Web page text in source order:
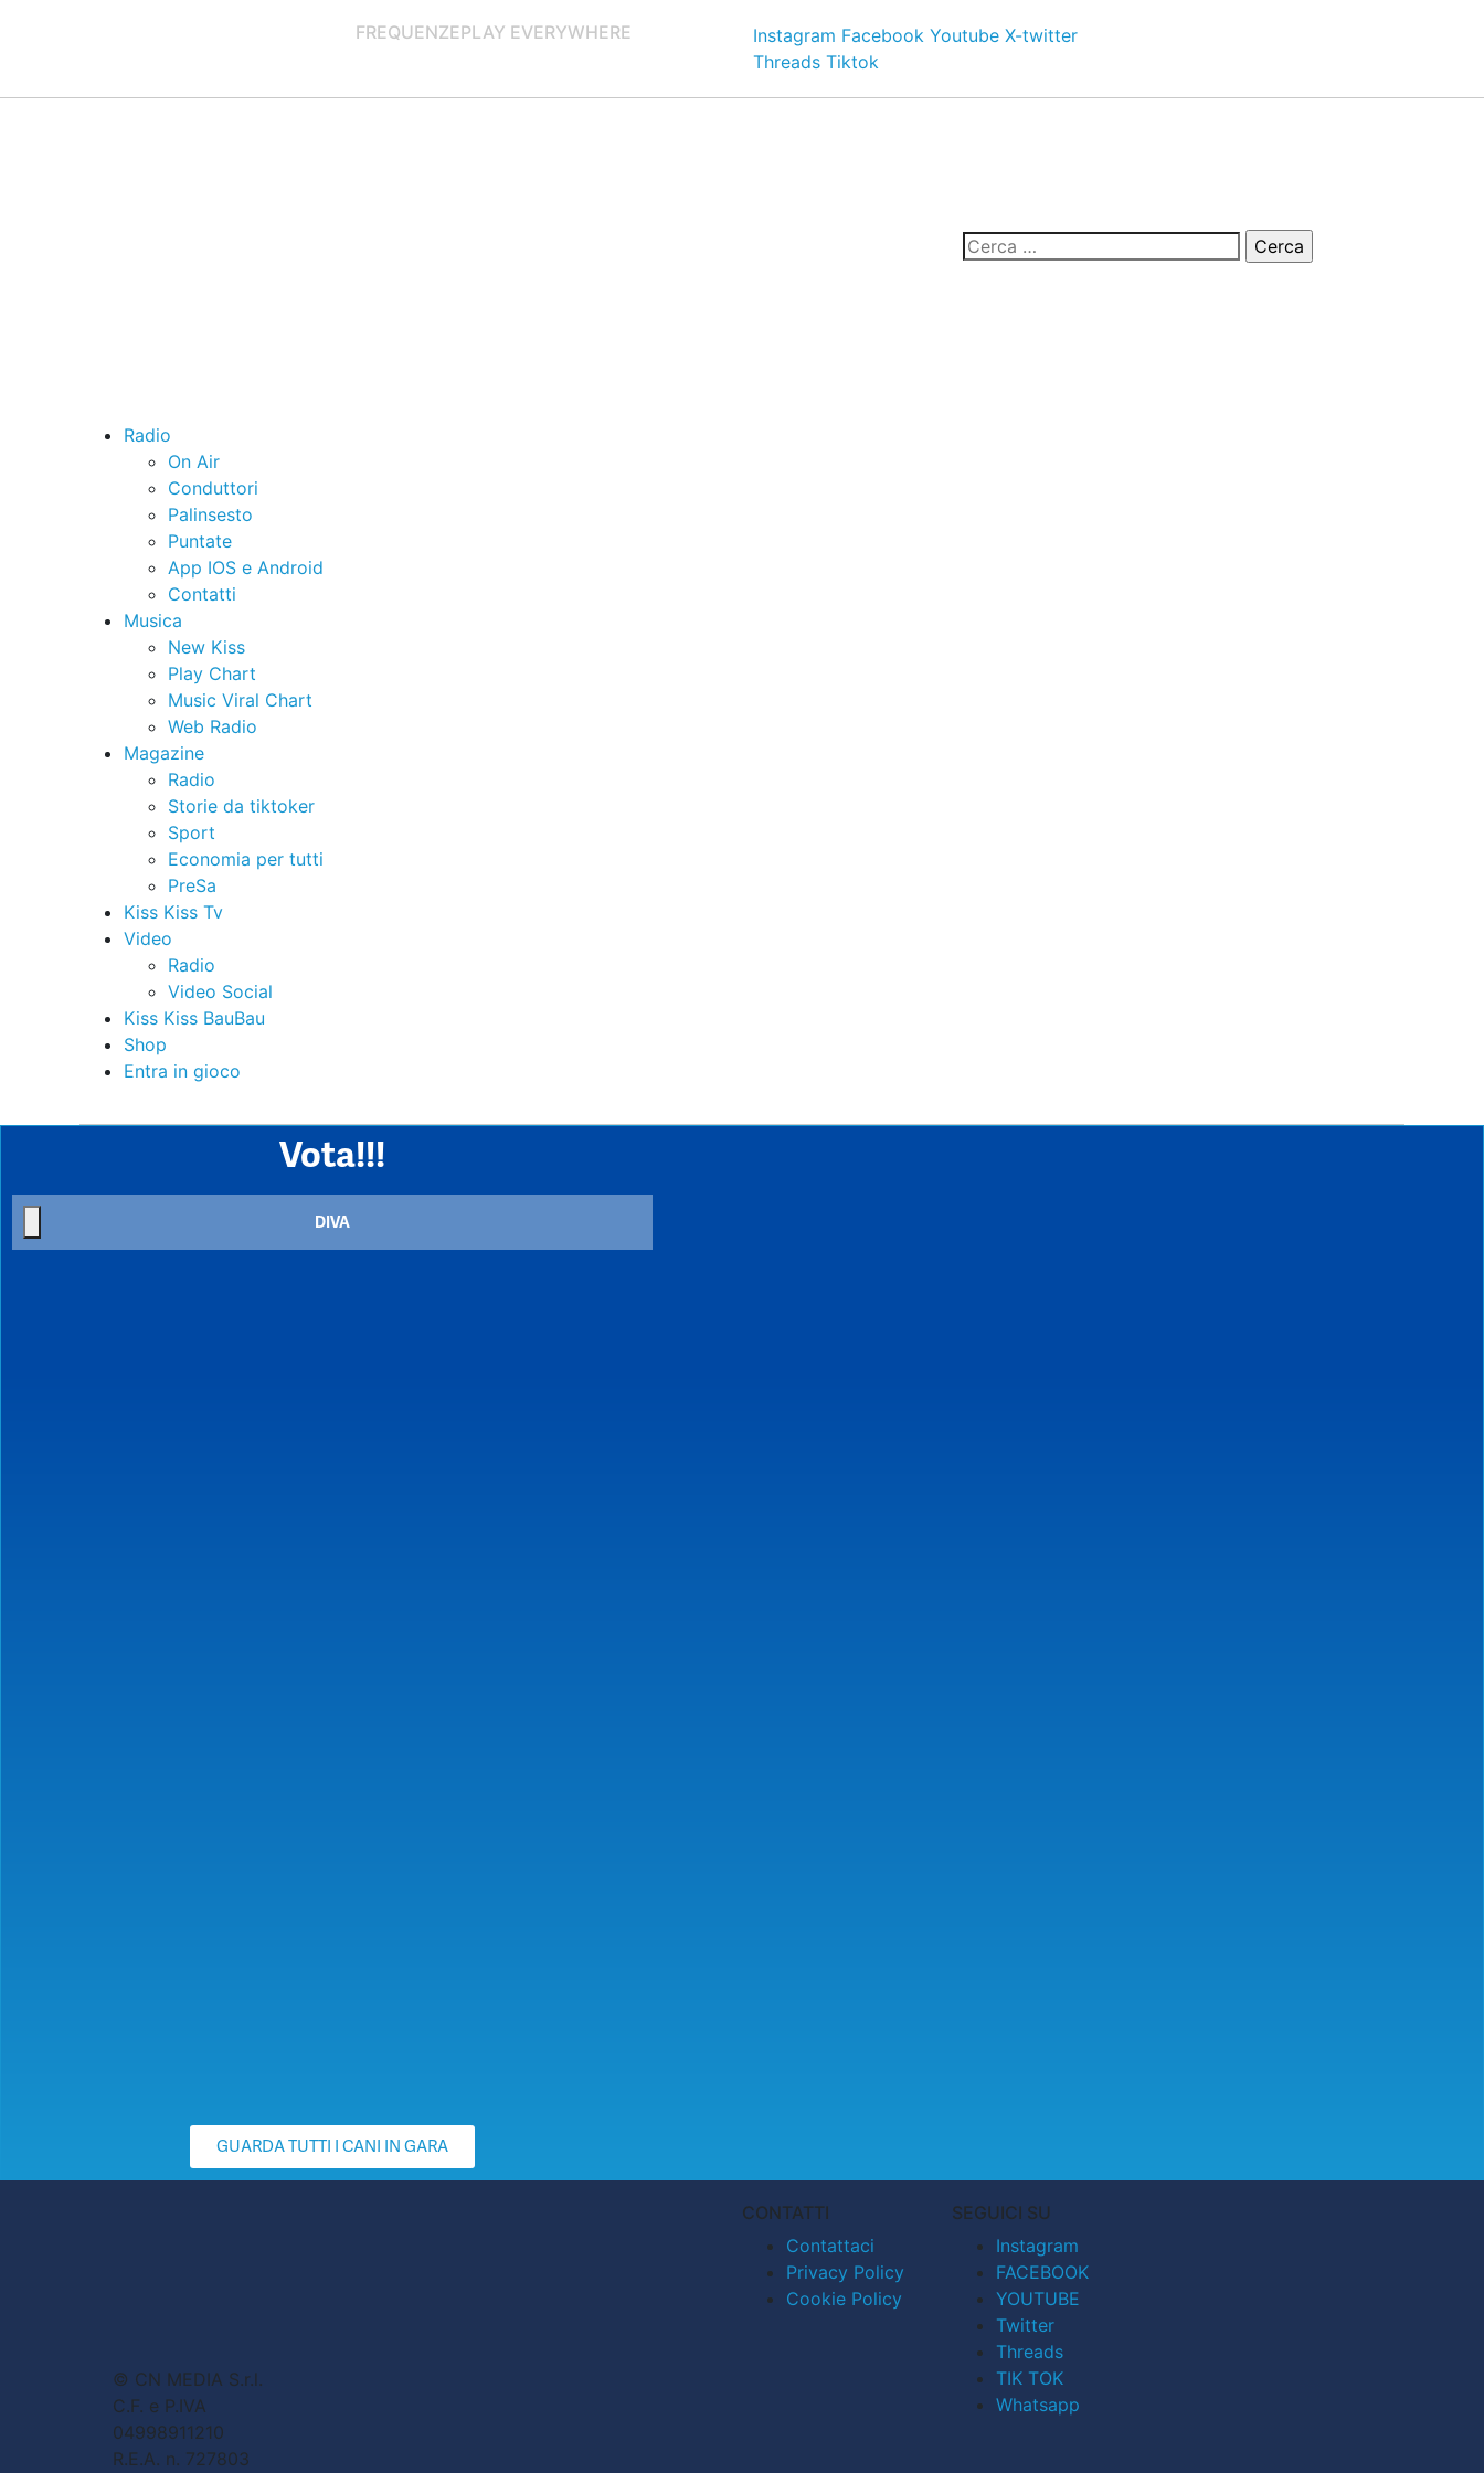
FREQUENZEPLAY EVERYWHERE Instagram Facebook Youtube X-twitter
Threads Tiktok
Radio
On Air
Conduttori
Palinsesto
Puntate
App IOS e Android
Contatti
Musica
New Kiss
Play Chart
Music Viral Chart
Web Radio
Magazine
Radio
Storie da tiktoker
Sport
Economia per tutti
PreSa
Kiss Kiss Tv
Video
Radio
Video Social
Kiss Kiss BauBau
Shop
Entra in gioco
Vota!!!
DIVA
GUARDA TUTTI I CANI IN GARA
© CN MEDIA S.r.l.
C.F. e P.IVA
04998911210
R.E.A. n. 727803
CONTATTI
Contattaci
Privacy Policy
Cookie Policy
SEGUICI SU
Instagram
FACEBOOK
YOUTUBE
Twitter
Threads
TIK TOK
Whatsapp